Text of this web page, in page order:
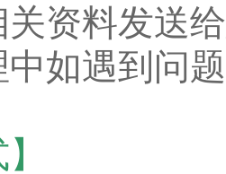
资料发送
如遇到问